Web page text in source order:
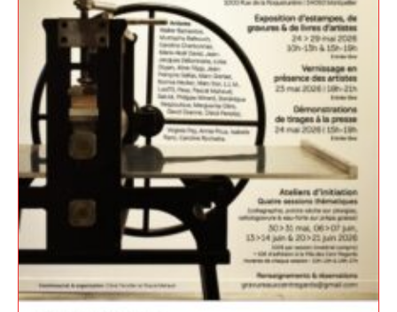
Adresse email*
Nom
Prénom
Statut / Organisation
J'accepte lestermes et conditions
Adresse email*
Nom